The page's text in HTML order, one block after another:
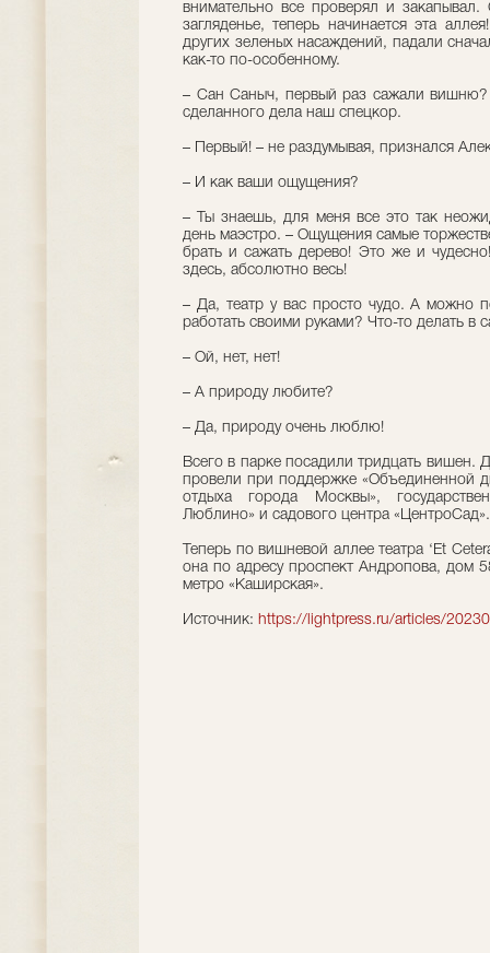
внимательно все проверял и
загляденье, теперь начинается эта
других зеленых насаждений, падали
как-то по-особенному.
– Сан Саныч, первый раз сажали вишню?
сделанного дела наш спецкор.
– Первый! – не раздумывая, признался
– И как ваши ощущения?
– Ты знаешь, для меня все это так
день маэстро. – Ощущения самые
брать и сажать дерево! Это же и
здесь, абсолютно весь!
– Да, театр у вас просто чудо. А можно
работать своими руками? Что-то делать в
– Ой, нет, нет!
– А природу любите?
– Да, природу очень люблю!
Всего в парке посадили тридцать
провели при поддержке «Объединенной
отдыха города Москвы»,
Люблино» и садового центра «ЦентроСад».
Теперь по вишневой аллее театра ‘Et
она по адресу проспект Андропова, дом
метро «Каширская».
Источник: https://lightpress.ru/articles/